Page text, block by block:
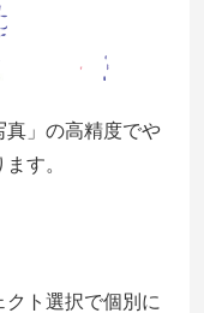
真」の高精度でや
す。
クト選択で個別に